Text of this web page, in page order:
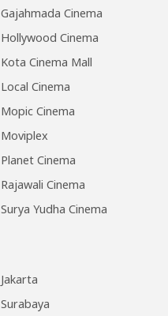
Gajahmada Cinema
Hollywood Cinema
Kota Cinema Mall
Local Cinema
Mopic Cinema
Moviplex
Planet Cinema
Rajawali Cinema
Surya Yudha Cinema
Jakarta
Surabaya